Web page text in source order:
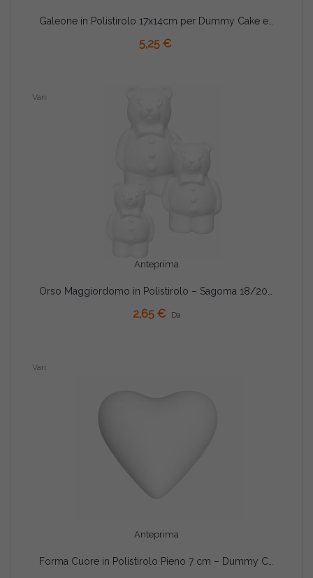
5,25 €
Anteprima
Vari
2,65 € Da
Anteprima
Vari